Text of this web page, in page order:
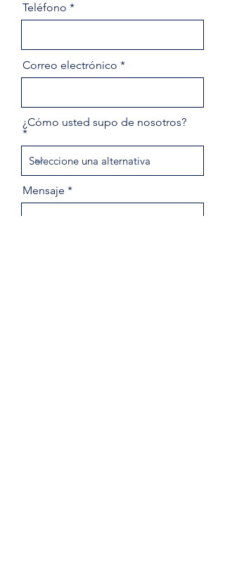
Teléfono
Correo electrónico
¿Cómo usted supo de nosotros?
Mensaje